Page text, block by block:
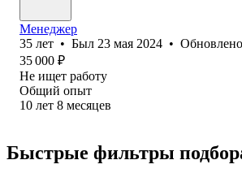
Менеджер
35 лет • Был 23 мая 2024 • Обновлено
35 000 ₽
Не ищет работу
Общий опыт
10 лет 8 месяцев
Быстрые фильтры